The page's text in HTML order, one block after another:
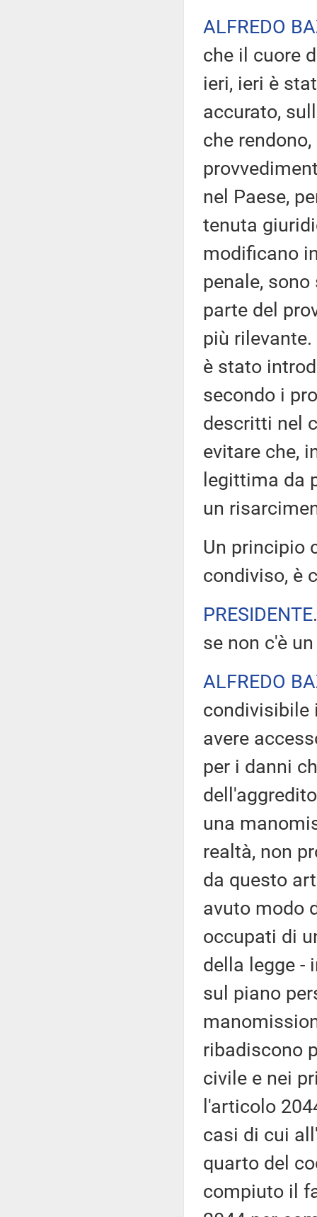
ALFREDO
che il cuore
ieri, ieri è
accurato,
che
nel Paese,
tenuta
modificano
penale,
parte del
più
è stato
secondo i
descritti nel
evitare che,
legittima da
un
Un principio
condiviso, è
PRESIDENTE
se non c'è
ALFREDO
condivisibile
avere
per i danni
una
realtà, non
da questo
avuto modo
occupati di
della legge -
sul piano
ribadiscono
civile e nei
l'articolo
casi di cui
quarto del
compiuto il